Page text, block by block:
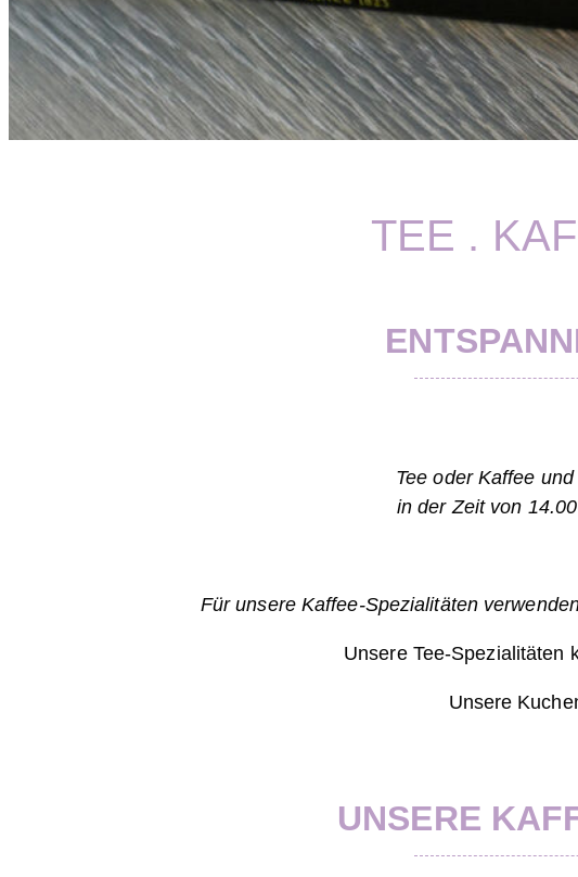
TEE .
Tee oder Kaffee
in der Zeit von
Für unsere Kaffee-Spezialitäten
Unsere Tee-Spezialitäten
Unsere
UNSERE